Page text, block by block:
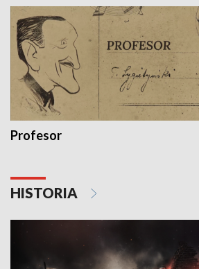
Profesor
HISTORIA